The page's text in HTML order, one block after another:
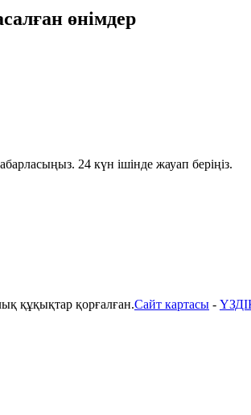
өнімдер
24 күн ішінде жауап беріңіз.
құқықтар қорғалған.Сайт картасы -